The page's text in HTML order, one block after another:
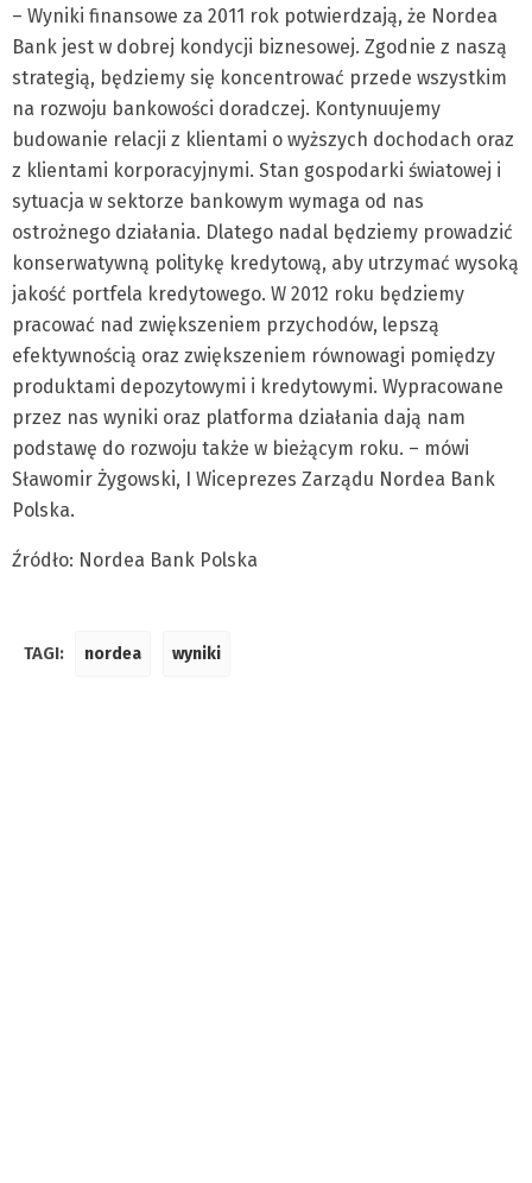
– Wyniki finansowe za 2011 rok potwierdzają, że Nordea
Bank jest w dobrej kondycji biznesowej. Zgodnie z naszą
strategią, będziemy się koncentrować przede wszystkim
na rozwoju bankowości doradczej. Kontynuujemy
budowanie relacji z klientami o wyższych dochodach oraz
z klientami korporacyjnymi. Stan gospodarki światowej i
sytuacja w sektorze bankowym wymaga od nas
ostrożnego działania. Dlatego nadal będziemy prowadzić
konserwatywną politykę kredytową, aby utrzymać wysoką
jakość portfela kredytowego. W 2012 roku będziemy
pracować nad zwiększeniem przychodów, lepszą
efektywnością oraz zwiększeniem równowagi pomiędzy
produktami depozytowymi i kredytowymi. Wypracowane
przez nas wyniki oraz platforma działania dają nam
podstawę do rozwoju także w bieżącym roku. – mówi
Sławomir Żygowski, I Wiceprezes Zarządu Nordea Bank
Polska.
Źródło: Nordea Bank Polska
TAGI: nordea wyniki